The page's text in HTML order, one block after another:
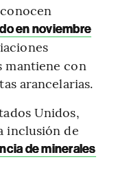
en noviembre
mantiene con
arancelarias.
Unidos,
inclusión de
de minerales